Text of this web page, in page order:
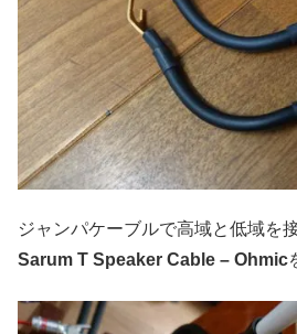
ジャンパケーブルで高域と低域を
Sarum T Speaker Cable – Ohmic